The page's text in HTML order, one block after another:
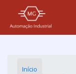
Início